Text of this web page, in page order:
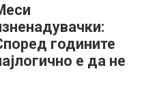
годините
е да не